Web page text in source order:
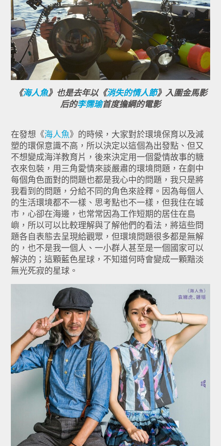
《海人魚》也是去年以《消失的情人節》入圍金馬影
后的李霈瑜首度擔綱的電影
在發想《海人魚》的時候，大家對於環境保育以及減
塑的環保意識不高， 所以決定以這個為出發點、但又
不想變成海洋教育片，後來決定用一個愛情故事的糖
衣來包裝， 用三角愛情來談嚴肅的環境問題，在劇中
每個角色面對的問題也都是我心中的問題，我只是將
我看到的問題，分給不同的角色來詮釋。因為每個人
的生活環境都不一樣、思考點也不一樣，但我住在城
市，心卻在海邊，也常常因為工作短期的居住在島
嶼， 所以可以比較理解與了解他們的看法，將這些問
題各自表態去呈現給觀眾，但環境問題很多都是無解
的，也不是我一個人、一小群人甚至是一個國家可以
解決的；這顆藍色星球，不知道何時會變成一顆黯淡
無光死寂的星球。